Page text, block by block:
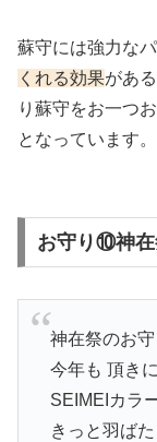
蘇守には強力な
くれる効果があ
り蘇守をお一つ
となっています。
お守り⑩神在
神在祭のお守
今年も 頂き
SEIMEIカラ
きっと羽ば